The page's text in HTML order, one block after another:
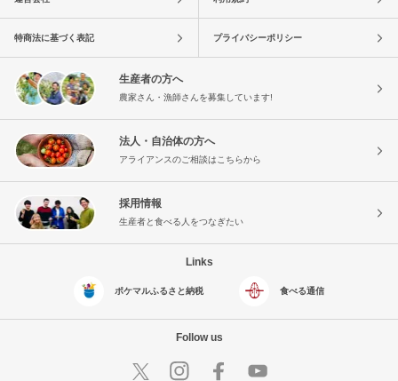
特商法に基づく表記 プライバシーポリシー
生産者の方へ
農家さん・漁師さんを募集しています!
法人・自治体の方へ
アライアンスのご相談はこちらから
採用情報
生産者と食べる人をつなぎたい
Links
ポケマルふるさと納税 食べる通信
Follow us